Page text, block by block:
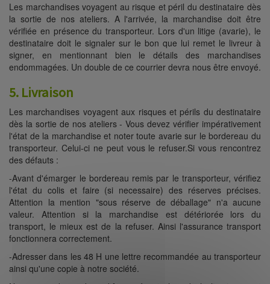
Les marchandises voyagent au risque et péril du destinataire dès
la sortie de nos ateliers. A l'arrivée, la marchandise doit être
vérifiée en présence du transporteur. Lors d'un litige (avarie), le
destinataire doit le signaler sur le bon que lui remet le livreur à
signer, en mentionnant bien le détails des marchandises
endommagées. Un double de ce courrier devra nous être envoyé.
5. Livraison
Les marchandises voyagent aux risques et périls du destinataire
dès la sortie de nos ateliers - Vous devez vérifier impérativement
l'état de la marchandise et noter toute avarie sur le bordereau du
transporteur. Celui-ci ne peut vous le refuser.Si vous rencontrez
des défauts :
-Avant d'émarger le bordereau remis par le transporteur, vérifiez
l'état du colis et faire (si necessaire) des réserves précises.
Attention la mention "sous réserve de déballage" n'a aucune
valeur. Attention si la marchandise est détériorée lors du
transport, le mieux est de la refuser. Ainsi l'assurance transport
fonctionnera correctement.
-Adresser dans les 48 H une lettre recommandée au transporteur
ainsi qu'une copie à notre société.